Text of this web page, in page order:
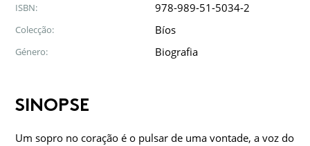
ISBN: 978-989-51-5034-2
Colecção: Bíos
Género: Biografia
SINOPSE
Um sopro no coração é o pulsar de uma vontade, a voz do